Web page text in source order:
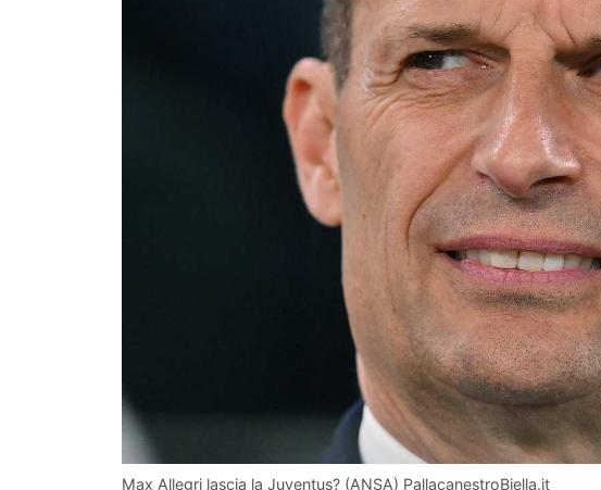
Max Allegri lascia la Juventus? (ANSA) PallacanestroBiella.it